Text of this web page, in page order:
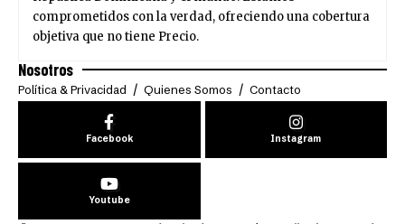
comprometidos con la verdad, ofreciendo una cobertura
objetiva que no tiene Precio.
Nosotros
Política & Privacidad Quienes Somos Contacto
Facebook Instagram
Youtube